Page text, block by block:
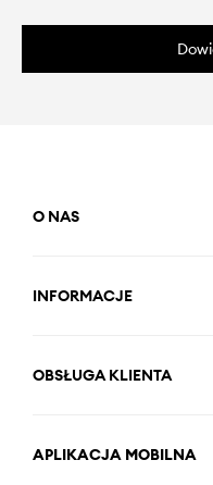
O NAS
INFORMACJE
OBSŁUGA KLIENTA
APLIKACJA MOBILNA